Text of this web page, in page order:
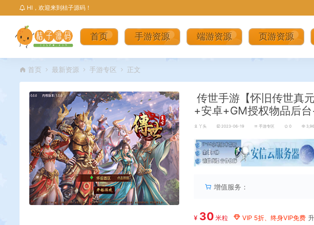
HI，欢迎来到桔子源码！
首页 手游资源 端游资源 页游资源
首页 最新资源 手游专区 正文
传世手游【怀旧传世真
+安卓+GM授权物品后
丫头 2023-06-19 手游专区 0
丨
增值服务：
¥ 30 米粒 VIP 5折、终身VIP免费